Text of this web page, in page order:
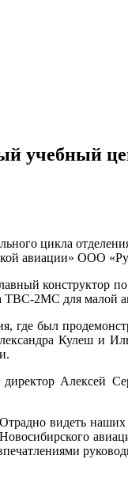
учебный
цикла
авиации» ООО
ТВС-2МС для малой
где был
Кулеш и
Алексей
видеть